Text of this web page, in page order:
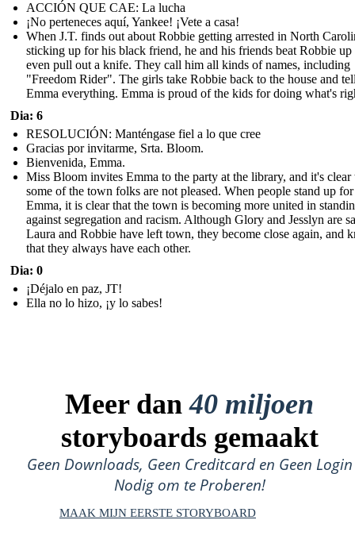
ACCIÓN QUE CAE: La lucha
¡No perteneces aquí, Yankee! ¡Vete a casa!
When J.T. finds out about Robbie getting arrested in North
sticking up for his black friend, he and his friends beat Robbie up
even pull out a knife. They call him all kinds of names, including
"Freedom Rider". The girls take Robbie back to the house and
Emma everything. Emma is proud of the kids for doing what's
Dia: 6
RESOLUCIÓN: Manténgase fiel a lo que cree
Gracias por invitarme, Srta. Bloom.
Bienvenida, Emma.
Miss Bloom invites Emma to the party at the library, and it's clear
some of the town folks are not pleased. When people stand up for
Emma, it is clear that the town is becoming more united in
against segregation and racism. Although Glory and Jesslyn are
Laura and Robbie have left town, they become close again, and
that they always have each other.
Dia: 0
¡Déjalo en paz, JT!
Ella no lo hizo, ¡y lo sabes!
Meer dan40 miljoen
storyboards gemaakt
Geen Downloads, Geen Creditcard en Geen Login
Nodig om te Proberen!
MAAK MIJN EERSTE STORYBOARD